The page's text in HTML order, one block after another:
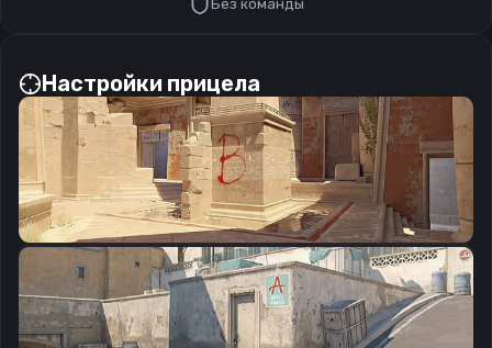
Без команды
Настройки прицела
CSGO-aFfjM-CuJvQ-AGvXx-aVcK9-x6Q7B